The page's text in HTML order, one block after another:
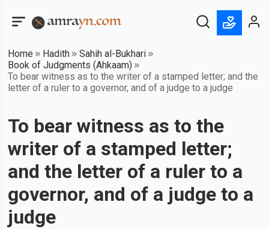
Home Hadith
Sahih al-Bukhari
Book of Judgments (Ahkaam)
To bear witness as to the writer of a stamped letter; and the
letter of a ruler to a governor, and of a judge to a judge
To bear witness as to the
writer of a stamped letter;
and the letter of a ruler to a
governor, and of a judge to a
judge